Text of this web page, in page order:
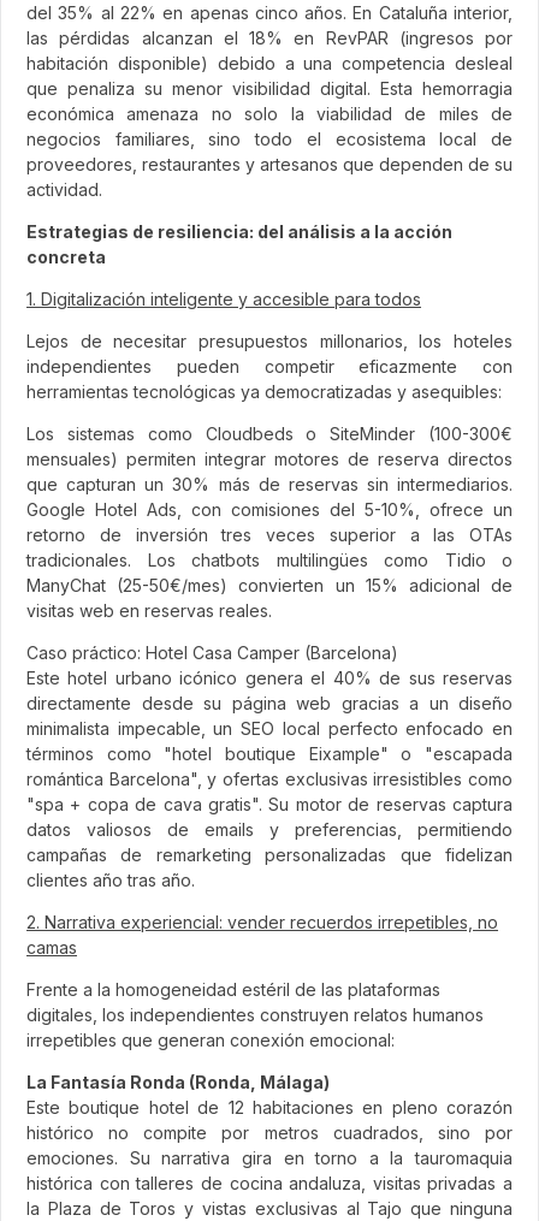
del 35% al 22% en apenas cinco años. En Cataluña interior,
las pérdidas alcanzan el 18% en RevPAR (ingresos por
habitación disponible) debido a una competencia desleal
que penaliza su menor visibilidad digital. Esta hemorragia
económica amenaza no solo la viabilidad de miles de
negocios familiares, sino todo el ecosistema local de
proveedores, restaurantes y artesanos que dependen de su
actividad.
Estrategias de resiliencia: del análisis a la acción
concreta
1. Digitalización inteligente y accesible para todos
Lejos de necesitar presupuestos millonarios, los hoteles
independientes pueden competir eficazmente con
herramientas tecnológicas ya democratizadas y asequibles:
Los sistemas como Cloudbeds o SiteMinder (100-300€
mensuales) permiten integrar motores de reserva directos
que capturan un 30% más de reservas sin intermediarios.
Google Hotel Ads, con comisiones del 5-10%, ofrece un
retorno de inversión tres veces superior a las OTAs
tradicionales. Los chatbots multilingües como Tidio o
ManyChat (25-50€/mes) convierten un 15% adicional de
visitas web en reservas reales.
Caso práctico: Hotel Casa Camper (Barcelona)
Este hotel urbano icónico genera el 40% de sus reservas
directamente desde su página web gracias a un diseño
minimalista impecable, un SEO local perfecto enfocado en
términos como "hotel boutique Eixample" o "escapada
romántica Barcelona", y ofertas exclusivas irresistibles como
"spa + copa de cava gratis". Su motor de reservas captura
datos valiosos de emails y preferencias, permitiendo
campañas de remarketing personalizadas que fidelizan
clientes año tras año.
2. Narrativa experiencial: vender recuerdos irrepetibles, no
camas
Frente a la homogeneidad estéril de las plataformas
digitales, los independientes construyen relatos humanos
irrepetibles que generan conexión emocional:
La Fantasía Ronda (Ronda, Málaga)
Este boutique hotel de 12 habitaciones en pleno corazón
histórico no compite por metros cuadrados, sino por
emociones. Su narrativa gira en torno a la tauromaquia
histórica con talleres de cocina andaluza, visitas privadas a
la Plaza de Toros y vistas exclusivas al Tajo que ninguna